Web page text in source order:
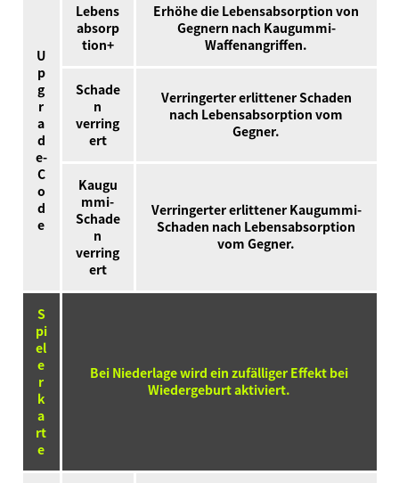
U
p
g
r
a
d
e-
C
o
d
e
Lebens
absorp
tion+
Erhöhe die Lebensabsorption von
Gegnern nach Kaugummi-
Waffenangriffen.
Schade
n
verring
ert
Verringerter erlittener Schaden
nach Lebensabsorption vom
Gegner.
Kaugu
mmi-
Schade
n
verring
ert
Verringerter erlittener Kaugummi-
Schaden nach Lebensabsorption
vom Gegner.
S
pi
el
e
r
k
a
rt
e
Bei Niederlage wird ein zufälliger Effekt bei
Wiedergeburt aktiviert.